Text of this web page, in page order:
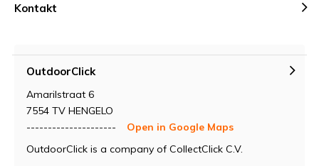
Kontakt
OutdoorClick
Amarilstraat 6
7554 TV HENGELO
---------------------
Open in Google Maps
OutdoorClick is a company of CollectClick C.V.